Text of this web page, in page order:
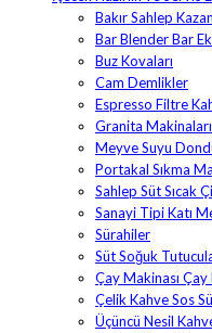
Bakır Sahlep
Bar Blender Bar
Buz Kovaları
Cam Demlikler
Espresso Filtre
Granita
Meyve Suyu
Portakal Sıkma
Sahlep Süt Sıcak
Sanayi Tipi Katı
Sürahiler
Süt Soğuk
Çay Makinası
Çelik Kahve Sos
Üçüncü Nesil